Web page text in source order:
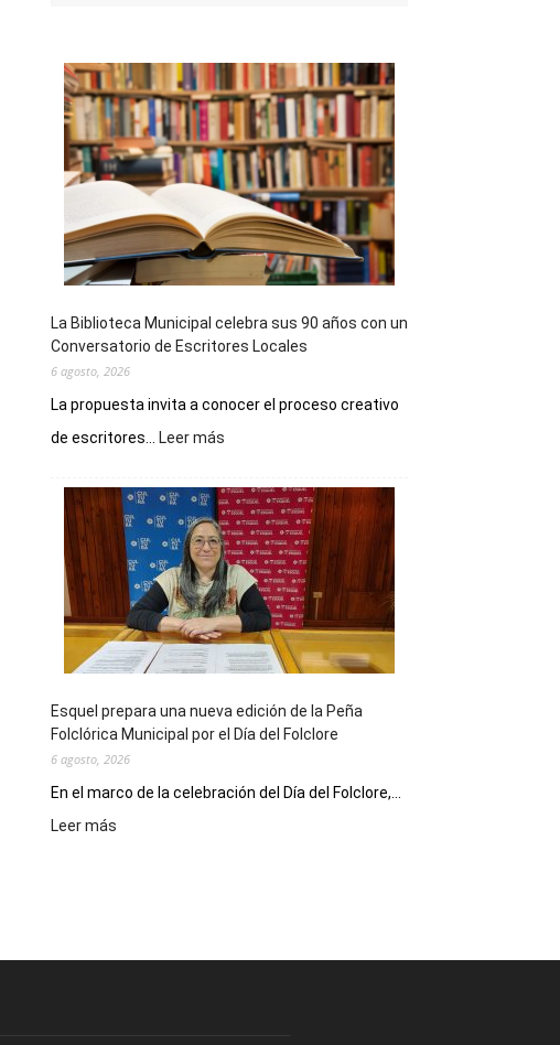
La Biblioteca Municipal celebra sus 90 años con un
Conversatorio de Escritores Locales
6 agosto, 2026
La propuesta invita a conocer el proceso creativo
de escritores...
Leer más
Municipal
celebra
sus
90
años
con
un
Conversatorio
Escritores
Locales
Esquel prepara una nueva edición de la Peña
Folclórica Municipal por el Día del Folclore
6 agosto, 2026
En el marco de la celebración del Día del Folclore,...
Leer más
de